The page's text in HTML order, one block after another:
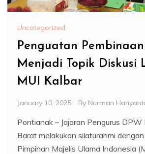
Uncategorized
Penguatan
Menjadi Topik Diskusi
MUI Kalbar
January 10, 2025 By Nurman
Pontianak – Jajaran Pengurus DPW
Barat melakukan silaturahmi
Pimpinan Majelis Ulama Indonesia